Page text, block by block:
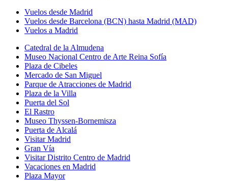
Vuelos desde Madrid
Vuelos desde Barcelona (BCN) hasta Madrid (MAD)
Vuelos a Madrid
Catedral de la Almudena
Museo Nacional Centro de Arte Reina Sofía
Plaza de Cibeles
Mercado de San Miguel
Parque de Atracciones de Madrid
Plaza de la Villa
Puerta del Sol
El Rastro
Museo Thyssen-Bornemisza
Puerta de Alcalá
Visitar Madrid
Gran Vía
Visitar Distrito Centro de Madrid
Vacaciones en Madrid
Plaza Mayor